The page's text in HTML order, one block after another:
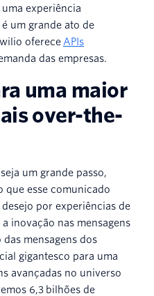
experiência
um grande ato de
oferece APIs
das empresas.
uma maior
over-the-
um grande passo,
que esse comunicado
por experiências de
inovação nas mensagens
mensagens dos
gigantesco para uma
avançadas no universo
6,3 bilhões de